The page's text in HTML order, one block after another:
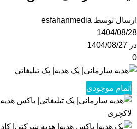
ارسال توسط esfahanmedia
1404/08/28
در 1404/08/27
0
اتمام موجودی